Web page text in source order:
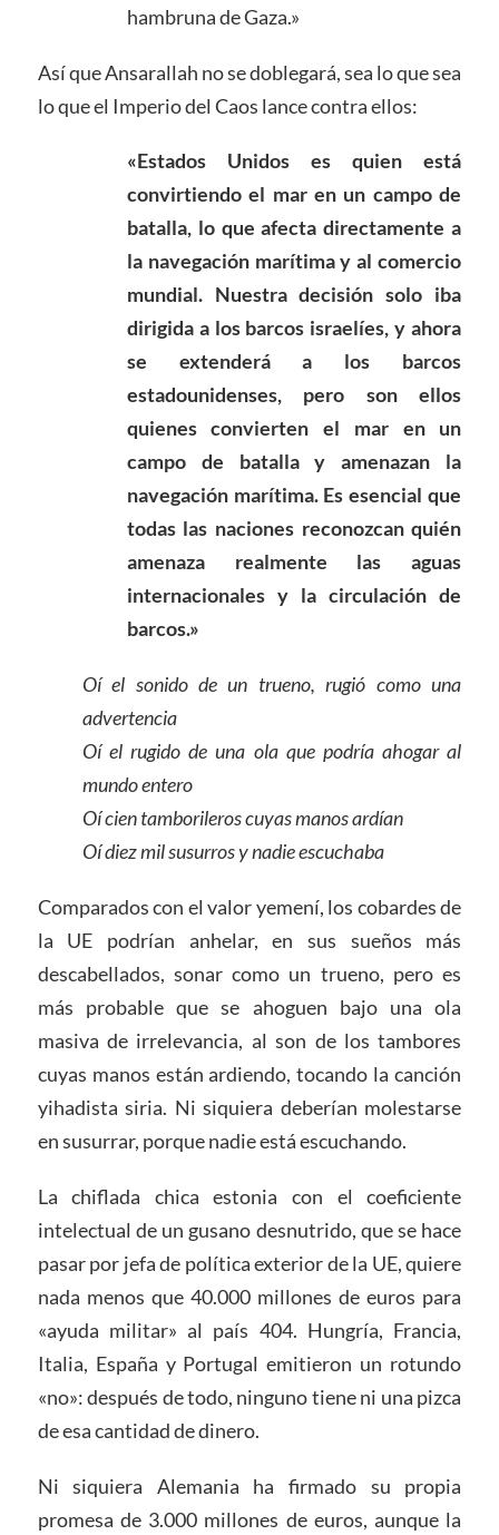
hambruna de Gaza.»
Así que Ansarallah no se doblegará, sea lo que sea
lo que el Imperio del Caos lance contra ellos:
«Estados Unidos es quien está
convirtiendo el mar en un campo de
batalla, lo que afecta directamente a
la navegación marítima y al comercio
mundial. Nuestra decisión solo iba
dirigida a los barcos israelíes, y ahora
se extenderá a los barcos
estadounidenses, pero son ellos
quienes convierten el mar en un
campo de batalla y amenazan la
navegación marítima. Es esencial que
todas las naciones reconozcan quién
amenaza realmente las aguas
internacionales y la circulación de
barcos.»
Oí el sonido de un trueno, rugió como una
advertencia
Oí el rugido de una ola que podría ahogar al
mundo entero
Oí cien tamborileros cuyas manos ardían
Oí diez mil susurros y nadie escuchaba
Comparados con el valor yemení, los cobardes de
la UE podrían anhelar, en sus sueños más
descabellados, sonar como un trueno, pero es
más probable que se ahoguen bajo una ola
masiva de irrelevancia, al son de los tambores
cuyas manos están ardiendo, tocando la canción
yihadista siria. Ni siquiera deberían molestarse
en susurrar, porque nadie está escuchando.
La chiflada chica estonia con el coeficiente
intelectual de un gusano desnutrido, que se hace
pasar por jefa de política exterior de la UE, quiere
nada menos que 40.000 millones de euros para
«ayuda militar» al país 404. Hungría, Francia,
Italia, España y Portugal emitieron un rotundo
«no»: después de todo, ninguno tiene ni una pizca
de esa cantidad de dinero.
Ni siquiera Alemania ha firmado su propia
promesa de 3.000 millones de euros, aunque la